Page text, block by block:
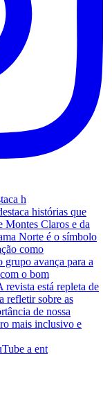
h
a ent